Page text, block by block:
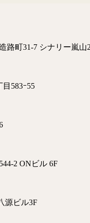
路町31-7 シナリー嵐山
583ｰ55
2 ONビル 6F
源ビル3F